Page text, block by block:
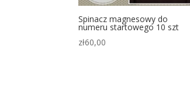
Spinacz magnesowy do
numeru startowego 10 szt
zł60,00